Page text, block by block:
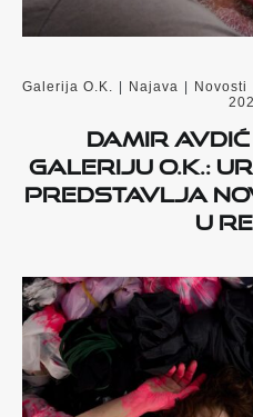
Galerija O.K. Najava Novosti
Damir
Galeriju O.K.:
predstavlja
u